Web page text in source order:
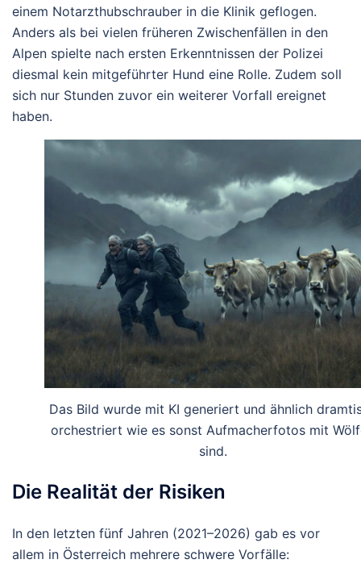
einem Notarzthubschrauber in die Klinik geflogen.
Anders als bei vielen früheren Zwischenfällen in den
Alpen spielte nach ersten Erkenntnissen der Polizei
diesmal kein mitgeführter Hund eine Rolle. Zudem soll
sich nur Stunden zuvor ein weiterer Vorfall ereignet
haben.
Das Bild wurde mit KI generiert und ähnlich
orchestriert wie es sonst Aufmacherfotos mit
sind.
Die Realität der Risiken
In den letzten fünf Jahren (2021–2026) gab es vor
allem in Österreich mehrere schwere Vorfälle: